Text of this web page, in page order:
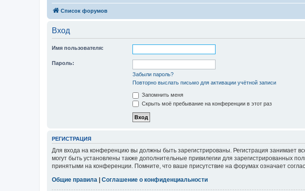
Список форумов
Вход
Имя пользователя:
Пароль:
Забыли пароль?
Повторно выслать письмо для активации учётной записи
Запомнить меня
Скрыть моё пребывание на конференции в этот раз
РЕГИСТРАЦИЯ
Для входа на конференцию вы должны быть зарегистрированы. Регистрация занимает
могут быть установлены также дополнительные привилегии для зарегистрированных
принятыми на конференции. Помните, что ваше присутствие на форумах означает
Общие правила | Соглашение о конфиденциальности